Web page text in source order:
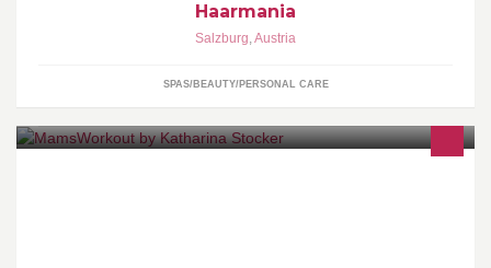
Haarmania
Salzburg,Austria
SPAS/BEAUTY/PERSONAL CARE